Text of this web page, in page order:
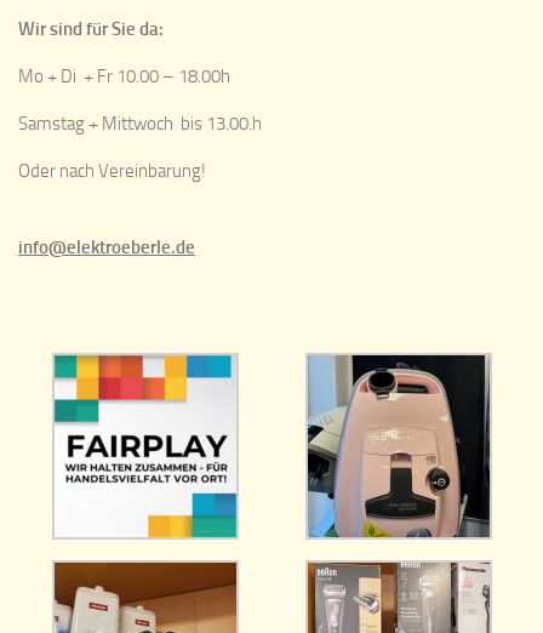
Wir sind für Sie da:
Mo + Di + Fr 10.00 – 18.00h
Samstag + Mittwoch bis 13.00.h
Oder nach Vereinbarung!
info@elektroeberle.de